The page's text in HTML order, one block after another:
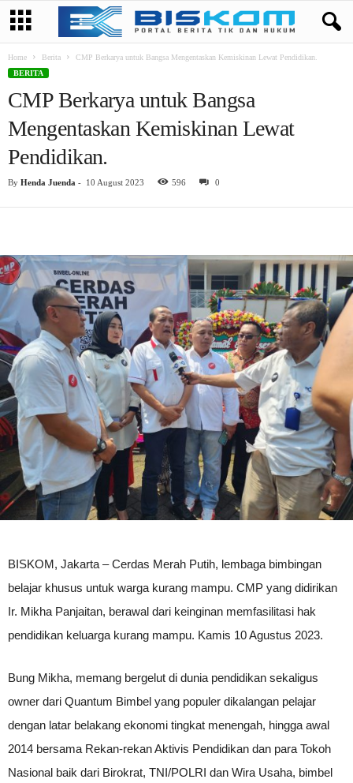
Home Berita
CMP Berkarya untuk Bangsa Mengentaskan Kemiskinan Lewat Pendidikan.
BERITA
CMP Berkarya untuk Bangsa
Mengentaskan Kemiskinan Lewat
Pendidikan.
By Henda Juenda - 10 August 2023 596 0
BISKOM, Jakarta – Cerdas Merah Putih, lembaga bimbingan
belajar khusus untuk warga kurang mampu. CMP yang didirikan
Ir. Mikha Panjaitan, berawal dari keinginan memfasilitasi hak
pendidikan keluarga kurang mampu. Kamis 10 Agustus 2023.
Bung Mikha, memang bergelut di dunia pendidikan sekaligus
owner dari Quantum Bimbel yang populer dikalangan pelajar
dengan latar belakang ekonomi tingkat menengah, hingga awal
2014 bersama Rekan-rekan Aktivis Pendidikan dan para Tokoh
Nasional baik dari Birokrat, TNI/POLRI dan Wira Usaha, bimbel